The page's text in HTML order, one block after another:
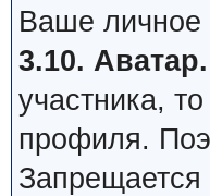
Ваше личное
3.10. Аватар.
участника,
профиля.